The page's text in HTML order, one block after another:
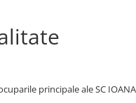
principale ale SC IOANA